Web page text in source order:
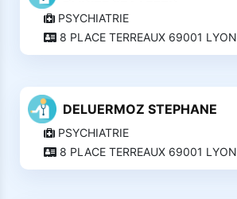
PSYCHIATRIE
8 PLACE TERREAUX 69001 LYON
DELUERMOZ STEPHANE
PSYCHIATRIE
8 PLACE TERREAUX 69001 LYON